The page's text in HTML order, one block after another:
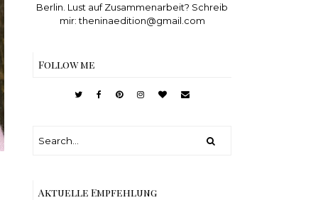
Berlin. Lust auf Zusammenarbeit? Schreib
mir: theninaedition@gmail.com
Follow me
Aktuelle Empfehlung